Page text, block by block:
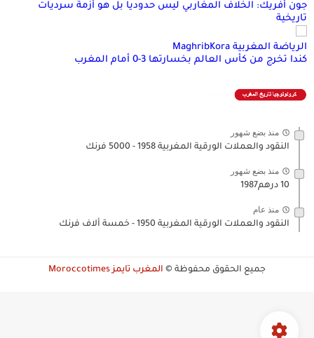
جون أفريك: الخلاف المغاربي ليس حدودياً بل هو أزمة سرديات
تاريخية
الرياضة المغربية MaghribKora
كندا تخرج من كأس العالم بخسارتها 3-0 أمام المغرب
منذ بضع شهور
النقود والعملات الورقية المغربية 1958 - 5000 فرنك
منذ بضع شهور
10 درهم1987
منذ عام
النقود والعملات الورقية المغربية 1950 - خمسة ألاف فرنك
جميع الحقوق محفوظة © المغرب تايمز Moroccotimes